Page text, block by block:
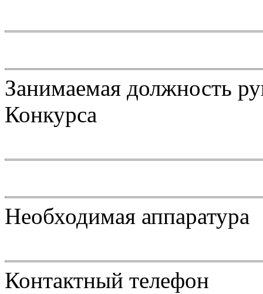
Занимаемая должность
Конкурса
Необходимая аппаратура
Контактный телефон